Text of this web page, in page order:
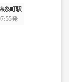
糸町駅
発